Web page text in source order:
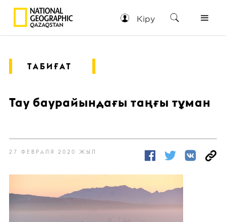
Кіру
ТАБИҒАТ
Тау баурайындағы таңғы тұман
27 ФЕВРАЛЯ 2020 ЖЫЛ